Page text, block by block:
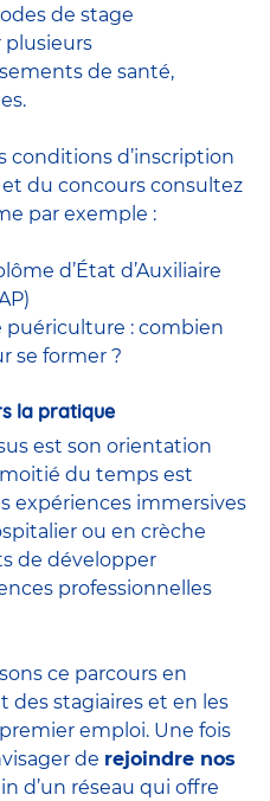
de stage
de santé,
conditions d’inscription
du concours consultez
par exemple :
d’État d’Auxiliaire
puériculture : combien
se former ?
la pratique
est son orientation
du temps est
expériences immersives
ou en crèche
de développer
professionnelles
ce parcours en
des stagiaires et en les
emploi. Une fois
de rejoindre nos
d’un réseau qui offre